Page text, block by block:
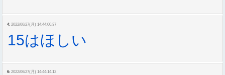
4: 2022/06/27(月) 14:44:00.37
15はほしい
6: 2022/06/27(月) 14:44:14.12